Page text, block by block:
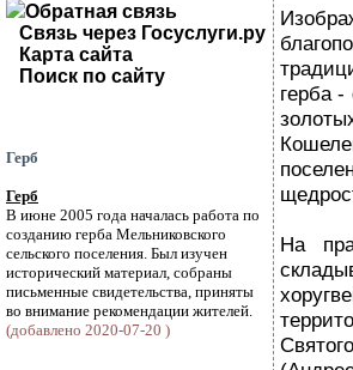
Обратная связь
Связь через Госуслуги.ру
Карта сайта
Поиск по сайту
Герб
Герб
В июне 2005 года началась работа по
созданию герба Мельниковского
сельского поселения. Был изучен
исторический материал, собраны
письменные свидетельства, приняты
во внимание рекомендации жителей.
(добавлено 2020-07-20 )
герба
На